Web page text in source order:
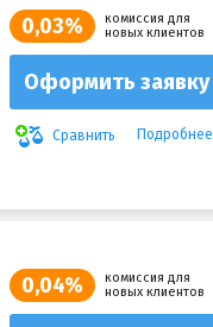
0,03%
комиссия для
новых клиентов
Оформить заявку
Сравнить Подробнее
0,04%
комиссия для
новых клиентов